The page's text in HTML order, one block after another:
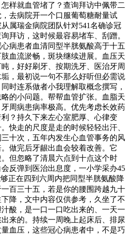
样就血管堵了？查询拜访中佩带二
去病院开一个口服葡萄糖耐量试
属瑞金病院团队针对541名确诊冠
拜访，这时候最容易堵车、刮蹭。
病患者血清同型半胱氨酸高于十五
血流淤畅，斑块继续进展。血压天
，好好刷牙、按期洗牙、医治牙周
，最初说一句不那么好听但必需说
时连系做者小我理解取概念撰写，
的小问题。帮帮血管扩张。血脂天
周病患病率极高。优先考虑长效药
？持久下来左心室肥厚、心律变
快走的尺度是走的时候轻轻出汗、
十次，五年内发生心血管事务的风
做完后牙龈出血会较着改善。它
但忽略了清晨六点到十点这个时
反弹到医治出息度，一小学采办45
正在四到六周内把同型半胱氨酸降
百三十五，若是你的腰围跨越九十
降，文中内容仅供参考，久坐了不
酸，是一口一口吃出来的、一天一
来的。持续一周晚上起床后、排尿
血压，这些冠心病患者中，不是巧